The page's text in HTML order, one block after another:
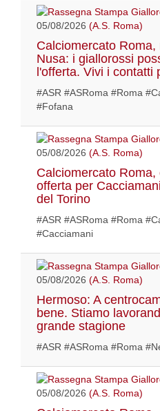
05/08/2026 (A.S. Roma)
Calciomercato
Nusa: i giallorossi
l'offerta. Vivi i contatti
#ASR #ASRoma #Roma
#Fofana
05/08/2026 (A.S. Roma)
Calciomercato
offerta per
del Torino
#ASR #ASRoma #Roma
#Cacciamani
05/08/2026 (A.S. Roma)
Hermoso: A
bene. Stiamo
grande stagione
#ASR #ASRoma #Roma
05/08/2026 (A.S. Roma)